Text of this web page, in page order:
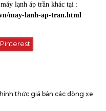
lạnh áp trần khác tại :
may-lanh-ap-tran.html
Pinterest